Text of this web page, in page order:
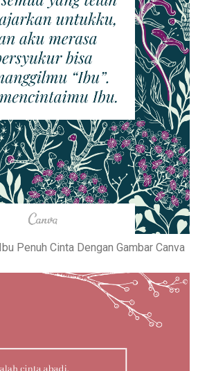
Penuh Cinta Dengan Gambar Canva